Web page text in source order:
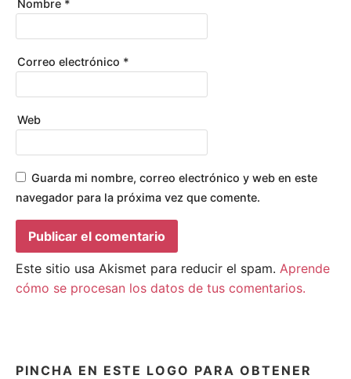
Nombre *
Correo electrónico *
Web
Guarda mi nombre, correo electrónico y web en este
navegador para la próxima vez que comente.
Este sitio usa Akismet para reducir el spam. Aprende
cómo se procesan los datos de tus comentarios.
PINCHA EN ESTE LOGO PARA OBTENER